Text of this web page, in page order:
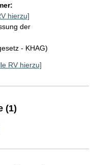
hierzu]
der
- KHAG)
RV hierzu]
(1)